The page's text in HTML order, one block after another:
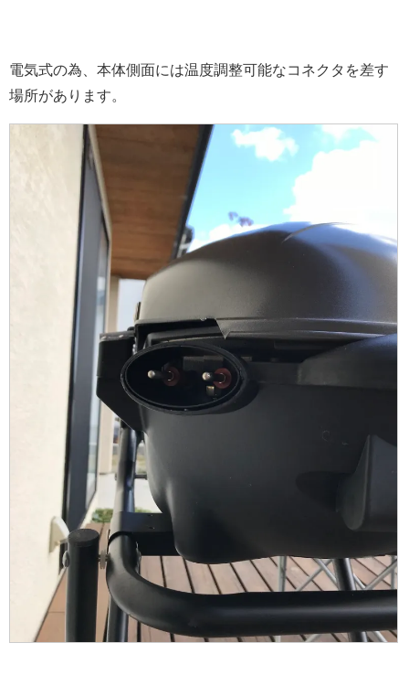
電気式の為、本体側面には温度調整可能なコネクタを差す
場所があります。